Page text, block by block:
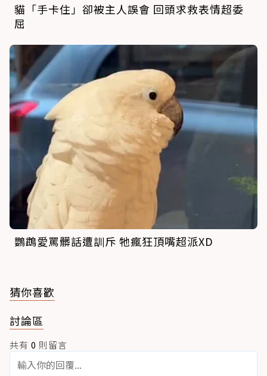
貓「手卡住」卻被主人誤會 回頭求救表情超委
屈
鸚鵡愛罵髒話遭訓斥 牠瘋狂頂嘴超派XD
猜你喜歡
討論區
共有 0 則留言